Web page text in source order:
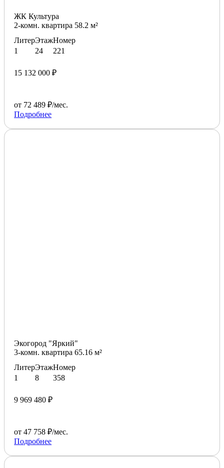
ЖК Культура
2-комн. квартира 58.2 м²
Литер
1
Этаж
24
Номер
221
15 132 000 ₽
от 72 489 ₽/мес.
Подробнее
Экогород "Яркий"
3-комн. квартира 65.16 м²
Литер
1
Этаж
8
Номер
358
9 969 480 ₽
от 47 758 ₽/мес.
Подробнее